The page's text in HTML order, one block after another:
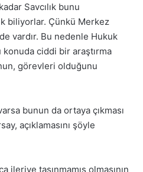
Savcılık bunu
biliyorlar. Çünkü Merkez
vardır. Bu nedenle Hukuk
ciddi bir araştırma
görevleri olduğunu
bunun da ortaya çıkması
açıklamasını şöyle
ileriye taşınmamış olmasının